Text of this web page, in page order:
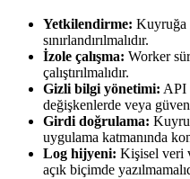
Yetkilendirme: Kuyruğa
sınırlandırılmalıdır.
İzole çalışma: Worker
çalıştırılmalıdır.
Gizli bilgi yönetimi: API
değişkenlerde veya
Girdi doğrulama:
uygulama katmanında
Log hijyeni: Kişisel veri
açık biçimde